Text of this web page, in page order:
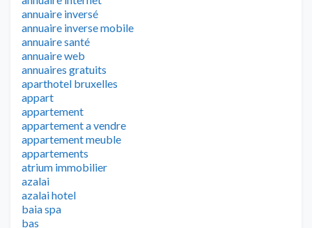
annuaire inversé
annuaire inverse mobile
annuaire santé
annuaire web
annuaires gratuits
aparthotel bruxelles
appart
appartement
appartement a vendre
appartement meuble
appartements
atrium immobilier
azalai
azalai hotel
baia spa
bas